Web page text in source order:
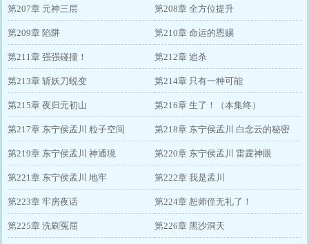
第207章 元神三层 第208章 全方位提升
第209章 陷阱 第210章 命运的恩赐
第211章 强强碰撞！ 第212章 追杀
第213章 斩妖刀蜕变 第214章 只有一种可能
第215章 夜归元初山 第216章 生了！（本集终）
第217章 东宁侯孟川 粒子空间 第218章 东宁侯孟川 白念云的秘密
第219章 东宁侯孟川 神通境 第220章 东宁侯孟川 雷霆神眼
第221章 东宁侯孟川 地牢 第222章 我是孟川
第223章 牢房夜话 第224章 恕师侄无礼了！
第225章 洗刷冤屈 第226章 黑沙洞天